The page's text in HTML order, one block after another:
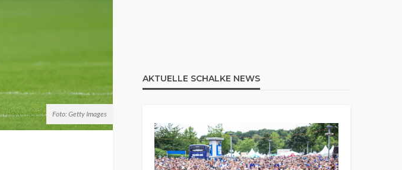
Foto: Getty Images
AKTUELLE SCHALKE NEWS